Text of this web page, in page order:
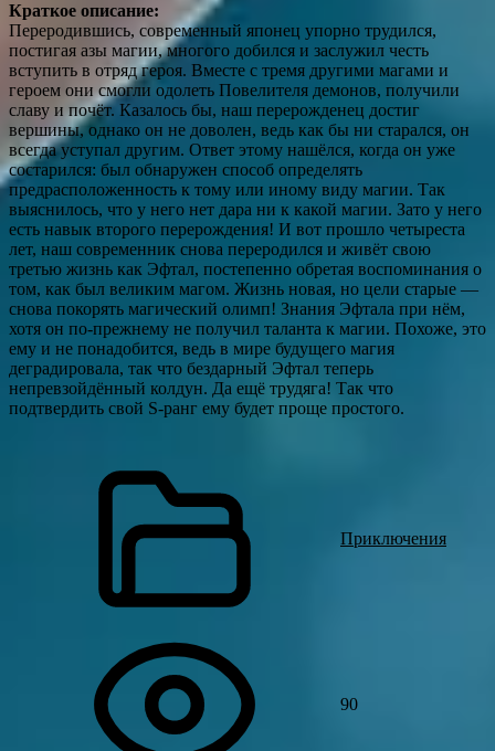
Краткое описание:
Переродившись, современный японец упорно трудился,
постигая азы магии, многого добился и заслужил честь
вступить в отряд героя. Вместе с тремя другими магами и
героем они смогли одолеть Повелителя демонов, получили
славу и почёт. Казалось бы, наш перерожденец достиг
вершины, однако он не доволен, ведь как бы ни старался, он
всегда уступал другим. Ответ этому нашёлся, когда он уже
состарился: был обнаружен способ определять
предрасположенность к тому или иному виду магии. Так
выяснилось, что у него нет дара ни к какой магии. Зато у него
есть навык второго перерождения! И вот прошло четыреста
лет, наш современник снова переродился и живёт свою
третью жизнь как Эфтал, постепенно обретая воспоминания о
том, как был великим магом. Жизнь новая, но цели старые —
снова покорять магический олимп! Знания Эфтала при нём,
хотя он по-прежнему не получил таланта к магии. Похоже, это
ему и не понадобится, ведь в мире будущего магия
деградировала, так что бездарный Эфтал теперь
непревзойдённый колдун. Да ещё трудяга! Так что
подтвердить свой S-ранг ему будет проще простого.
Приключения
90